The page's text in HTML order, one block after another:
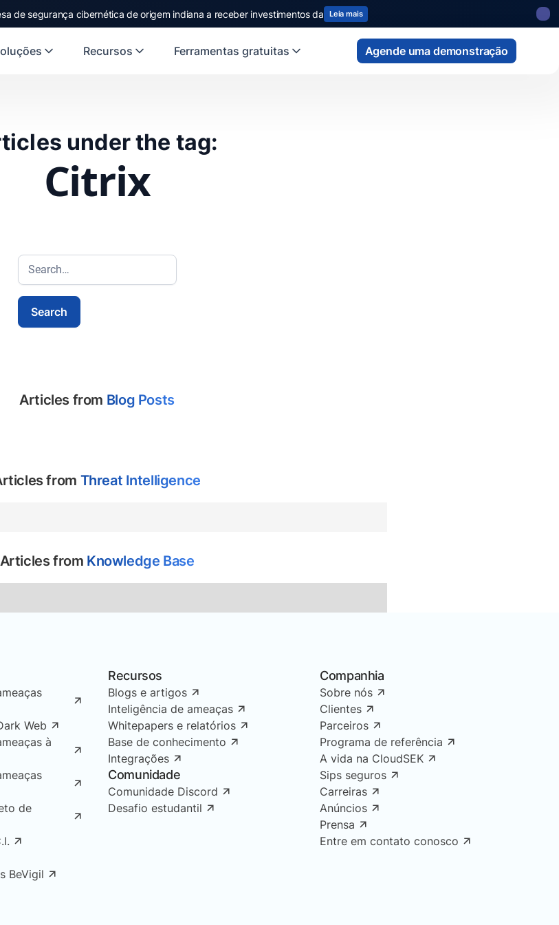
de segurança cibernética de origem indiana a receber investimentos da Leia mais
Recursos Ferramentas gratuitas Agende uma demonstração
under the tag:
Citrix
Articles from Blog Posts
from Threat Intelligence
Articles from Knowledge Base
Web
à
de
BeVigil
Recursos
Blogs e artigos
Inteligência de ameaças
Whitepapers e relatórios
Base de conhecimento
Integrações
Comunidade
Comunidade Discord
Desafio estudantil
Companhia
Sobre nós
Clientes
Parceiros
Programa de referência
A vida na CloudSEK
Sips seguros
Carreiras
Anúncios
Prensa
Entre em contato conosco